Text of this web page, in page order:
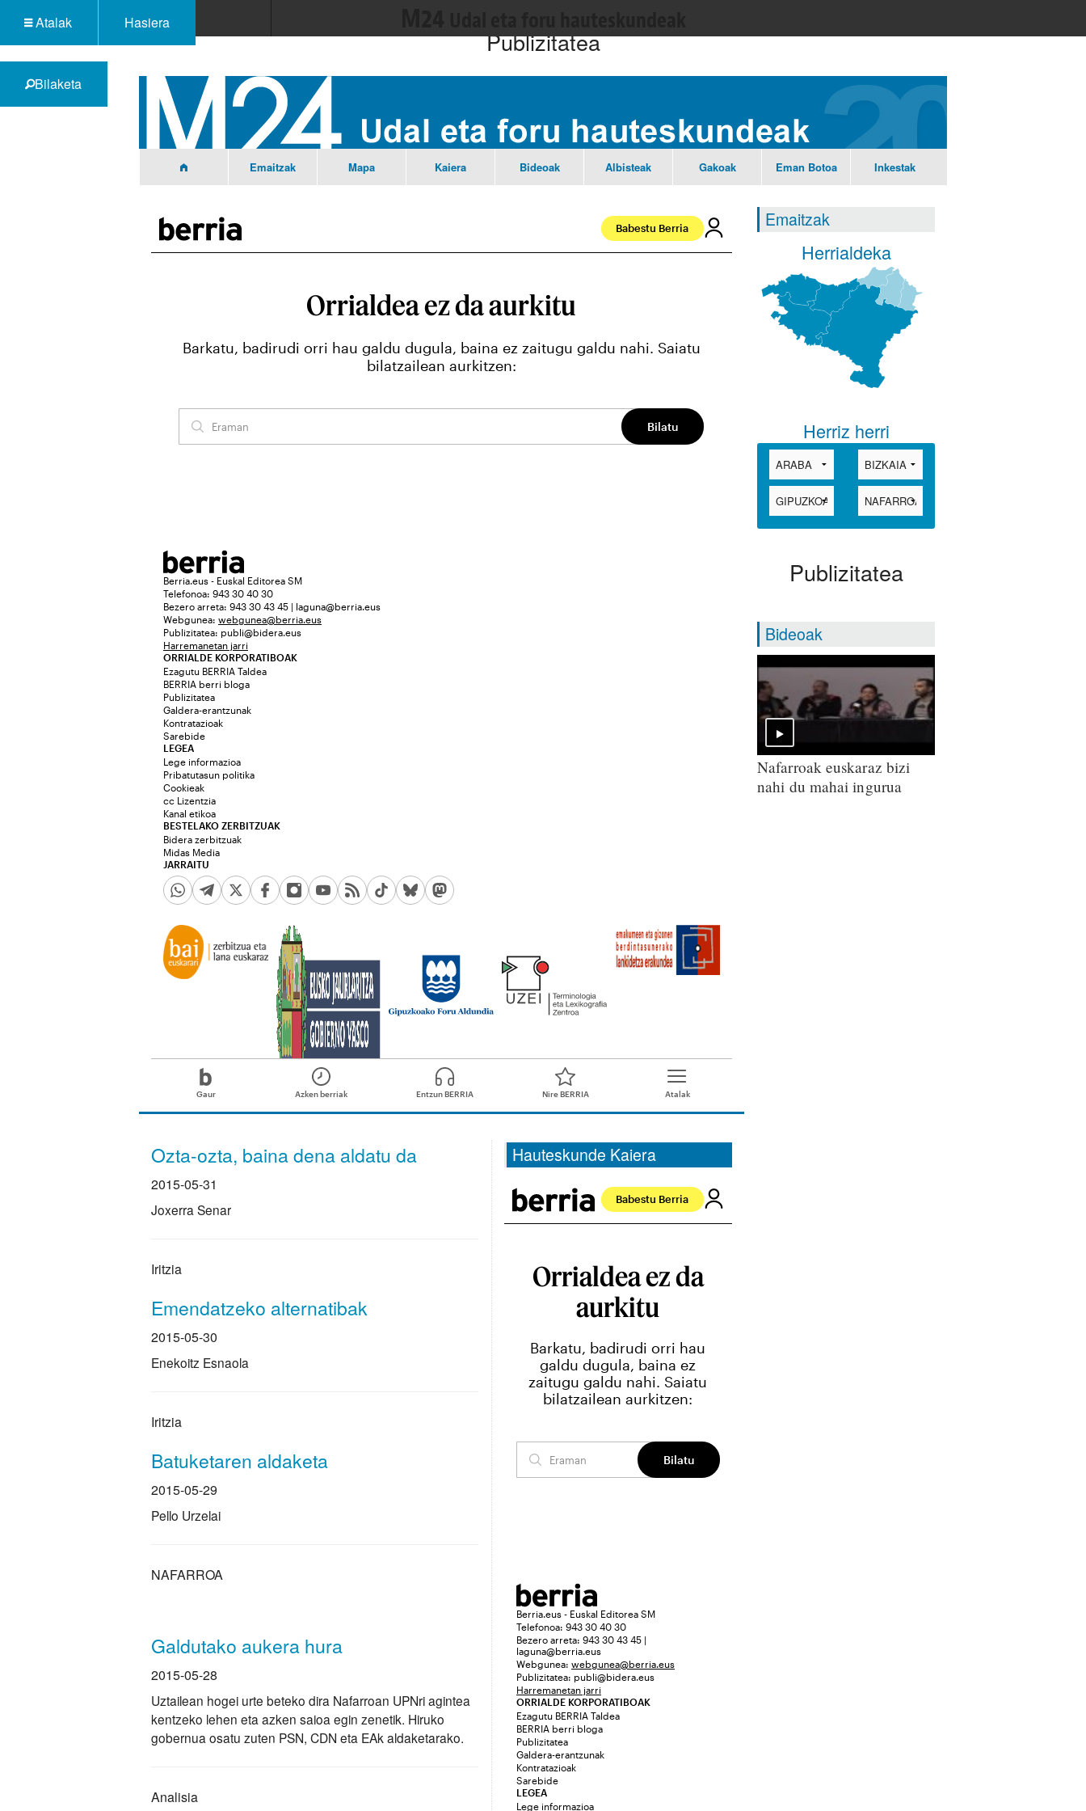
Atalak Hasiera
Bilaketa
Publizitatea
Emaitzak Mapa Kaiera Bideoak Albisteak Gakoak Eman Botoa Inkestak
Ozta-ozta, baina dena aldatu da
2015-05-31
Joxerra Senar
Iritzia
Emendatzeko alternatibak
2015-05-30
Enekoitz Esnaola
Iritzia
Batuketaren aldaketa
2015-05-29
Pello Urzelai
NAFARROA
Galdutako aukera hura
2015-05-28
Uztailean hogei urte beteko dira Nafarroan UPNri agintea
kentzeko lehen eta azken saioa egin zenetik. Hiruko
gobernua osatu zuten PSN, CDN eta EAk aldaketarako.
Analisia
Hauteskunde Kaiera
Emaitzak
Herrialdeka
Herriz herri
Publizitatea
Bideoak
Nafarroak euskaraz bizi
nahi du mahai ingurua